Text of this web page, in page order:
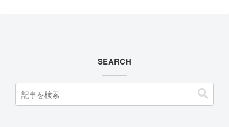
SEARCH